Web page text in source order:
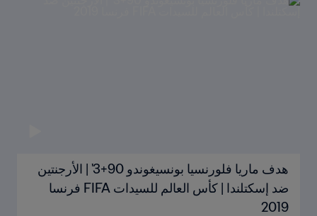
هدف ماريا فلورنسيا بونسيغوندو 90+3' | الأرجنتين
ضد إسكتلندا | كأس العالم للسيدات FIFA فرنسا
2019